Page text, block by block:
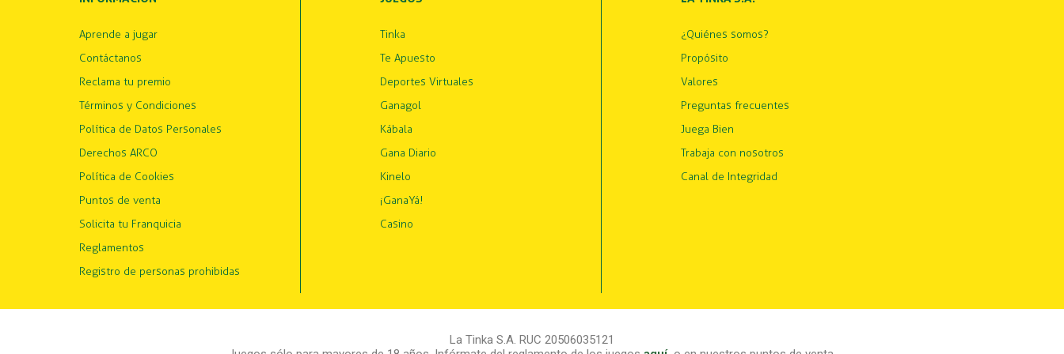
Aprende a jugar
Contáctanos
Reclama tu premio
Términos y Condiciones
Política de Datos Personales
Derechos ARCO
Política de Cookies
Puntos de venta
Solicita tu Franquicia
Reglamentos
Registro de personas prohibidas
Tinka
Te Apuesto
Deportes Virtuales
Ganagol
Kábala
Gana Diario
Kinelo
¡GanaYá!
Casino
¿Quiénes somos?
Propósito
Valores
Preguntas frecuentes
Juega Bien
Trabaja con nosotros
Canal de Integridad
La Tinka S.A. RUC 20506035121